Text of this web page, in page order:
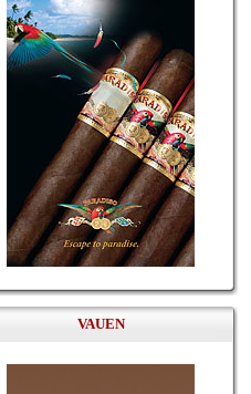
VAUEN